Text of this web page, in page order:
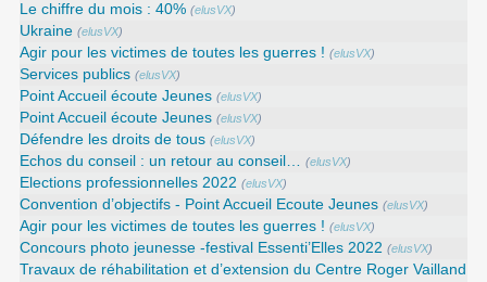
Le chiffre du mois : 40% (elusVX)
Ukraine (elusVX)
Agir pour les victimes de toutes les guerres ! (elusVX)
Services publics (elusVX)
Point Accueil écoute Jeunes (elusVX)
Point Accueil écoute Jeunes (elusVX)
Défendre les droits de tous (elusVX)
Echos du conseil : un retour au conseil… (elusVX)
Elections professionnelles 2022 (elusVX)
Convention d’objectifs - Point Accueil Ecoute Jeunes (elusVX)
Agir pour les victimes de toutes les guerres ! (elusVX)
Concours photo jeunesse -festival Essenti’Elles 2022 (elusVX)
Travaux de réhabilitation et d’extension du Centre Roger Vailland